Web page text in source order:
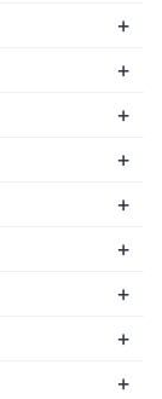
+
+
+
+
+
+
+
+
+